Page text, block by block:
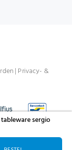
sergio
| Privacy- &